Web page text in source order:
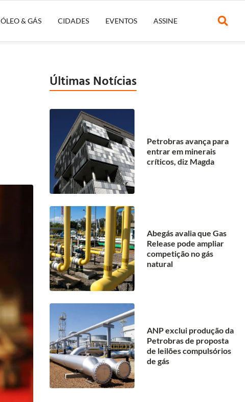
ÓLEO & GÁS CIDADES EVENTOS ASSINE
Últimas Notícias
Petrobras avança para
entrar em minerais
críticos, diz Magda
Abegás avalia que Gas
Release pode ampliar
competição no gás
natural
ANP exclui produção da
Petrobras de proposta
de leilões compulsórios
de gás